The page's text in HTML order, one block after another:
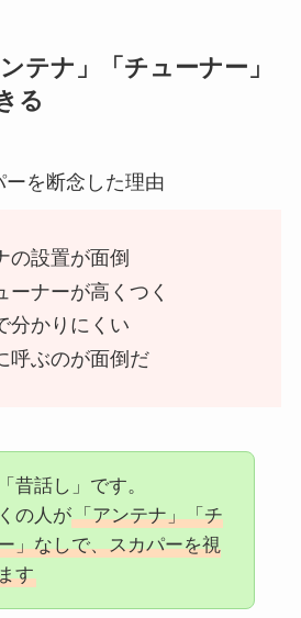
テナ」「チューナー」
る
を断念した理由
の設置が面倒
ーナーが高くつく
分かりにくい
呼ぶのが面倒だ
昔話し」です。
の人が「アンテナ」「チ
」なしで、スカパーを視
す